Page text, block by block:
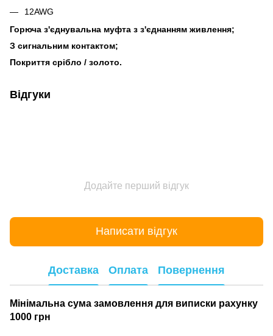
12AWG
Горюча з'єднувальна муфта з з'єднанням живлення;
З сигнальним контактом;
Покриття срібло / золото.
Відгуки
Додайте перший відгук
Написати відгук
Доставка Оплата Повернення
Мінімальна сума замовлення для виписки рахунку
1000 грн